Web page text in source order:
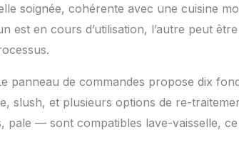
soignée, cohérente avec une cuisine
est en cours d’utilisation, l’autre peut
panneau de commandes propose dix
slush, et plusieurs options de re-
— sont compatibles lave-vaisselle, ce